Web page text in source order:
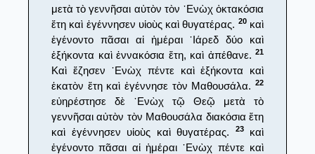
μετὰ τὸ γεννῆσαι αὐτὸν τὸν ᾿Ενὼχ ὀκτακόσια
ἔτη καὶ ἐγέννησεν υἱοὺς καὶ θυγατέρας. 20καὶ
ἐγένοντο πᾶσαι αἱ ἡμέραι ᾿Ιάρεδ δύο καὶ
ἑξήκοντα καὶ ἐννακόσια ἔτη, καὶ ἀπέθανε. 21
Καὶ ἔζησεν ᾿Ενὼχ πέντε καὶ ἑξήκοντα καὶ
ἑκατὸν ἔτη καὶ ἐγέννησε τὸν Μαθουσάλα. 22
εὐηρέστησε δὲ ᾿Ενὼχ τῷ Θεῷ μετὰ τὸ
γεννῆσαι αὐτὸν τὸν Μαθουσάλα διακόσια ἔτη
καὶ ἐγέννησεν υἱοὺς καὶ θυγατέρας.
23καὶ
ἐγένοντο πᾶσαι αἱ ἡμέραι ᾿Ενὼχ πέντε καὶ